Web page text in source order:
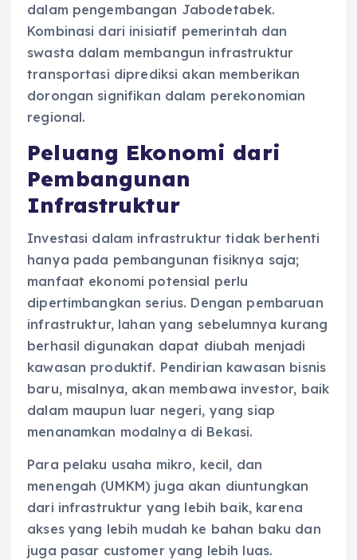
dalam pengembangan Jabodetabek.
Kombinasi dari inisiatif pemerintah dan
swasta dalam membangun infrastruktur
transportasi diprediksi akan memberikan
dorongan signifikan dalam perekonomian
regional.
Peluang Ekonomi dari
Pembangunan
Infrastruktur
Investasi dalam infrastruktur tidak berhenti
hanya pada pembangunan fisiknya saja;
manfaat ekonomi potensial perlu
dipertimbangkan serius. Dengan pembaruan
infrastruktur, lahan yang sebelumnya kurang
berhasil digunakan dapat diubah menjadi
kawasan produktif. Pendirian kawasan bisnis
baru, misalnya, akan membawa investor, baik
dalam maupun luar negeri, yang siap
menanamkan modalnya di Bekasi.
Para pelaku usaha mikro, kecil, dan
menengah (UMKM) juga akan diuntungkan
dari infrastruktur yang lebih baik, karena
akses yang lebih mudah ke bahan baku dan
juga pasar customer yang lebih luas.